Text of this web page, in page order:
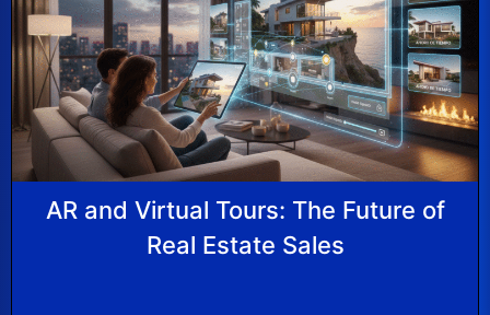
AR and Virtual Tours: The Future of
Real Estate Sales